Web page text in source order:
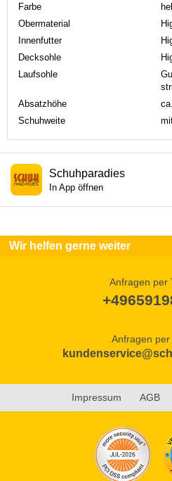
Farbe
Obermaterial
Innenfutter
Decksohle
Laufsohle
Absatzhöhe
Schuhweite
Schuhparadies
In App öffnen
Wir helfen gerne weiter
Anfragen per
Anfragen per
Impressum AGB